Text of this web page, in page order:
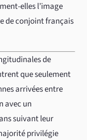
elles l’image
de conjoint français
de
que seulement
arrivées entre
avec un
suivant leur
privilégie